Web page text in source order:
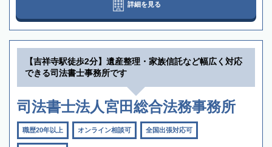
詳細を見る
【吉祥寺駅徒歩2分】遺産整理・家族信託など幅広く対応
できる司法書士事務所です
司法書士法人宮田総合法務事務所
職歴20年以上 オンライン相談可 全国出張対応可